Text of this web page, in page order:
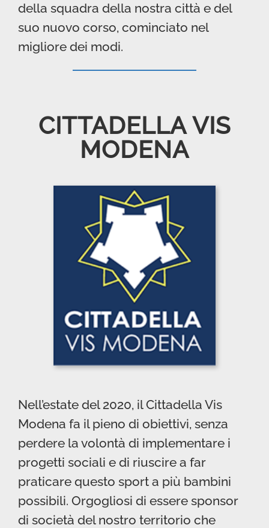
della squadra della nostra città e del
suo nuovo corso, cominciato nel
migliore dei modi.
CITTADELLA VIS
MODENA
Nell’estate del 2020, il Cittadella Vis
Modena fa il pieno di obiettivi, senza
perdere la volontà di implementare i
progetti sociali e di riuscire a far
praticare questo sport a più bambini
possibili. Orgogliosi di essere sponsor
di società del nostro territorio che